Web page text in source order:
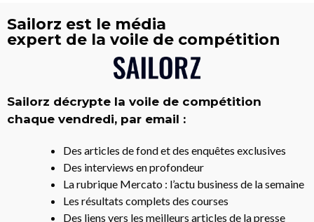
Sailorz est le média
expert de la voile de compétition
Sailorz décrypte la voile de compétition
chaque vendredi, par email :
Des articles de fond et des enquêtes exclusives
Des interviews en profondeur
La rubrique Mercato : l’actu business de la semaine
Les résultats complets des courses
Des liens vers les meilleurs articles de la presse